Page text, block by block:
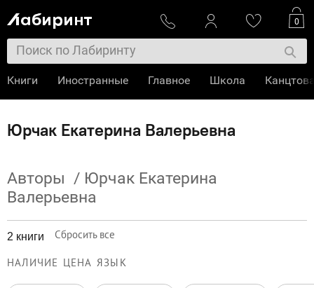
Юрчак Екатерина Валерьевна
Авторы / Юрчак Екатерина
Валерьевна
2 книги Сбросить все
НАЛИЧИЕ ЦЕНА ЯЗЫК
0
Книги Иностранные Главное Школа